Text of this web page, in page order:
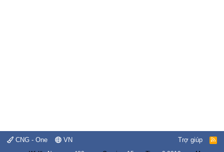
CNG - One VN Trợ giúp
R